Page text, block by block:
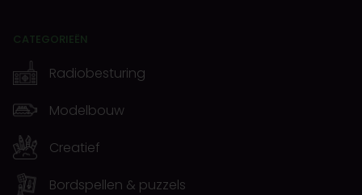
CATEGORIEËN
Radiobesturing
Modelbouw
Creatief
Bordspellen & puzzels